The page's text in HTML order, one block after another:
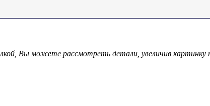
Вы можете рассмотреть детали, увеличив